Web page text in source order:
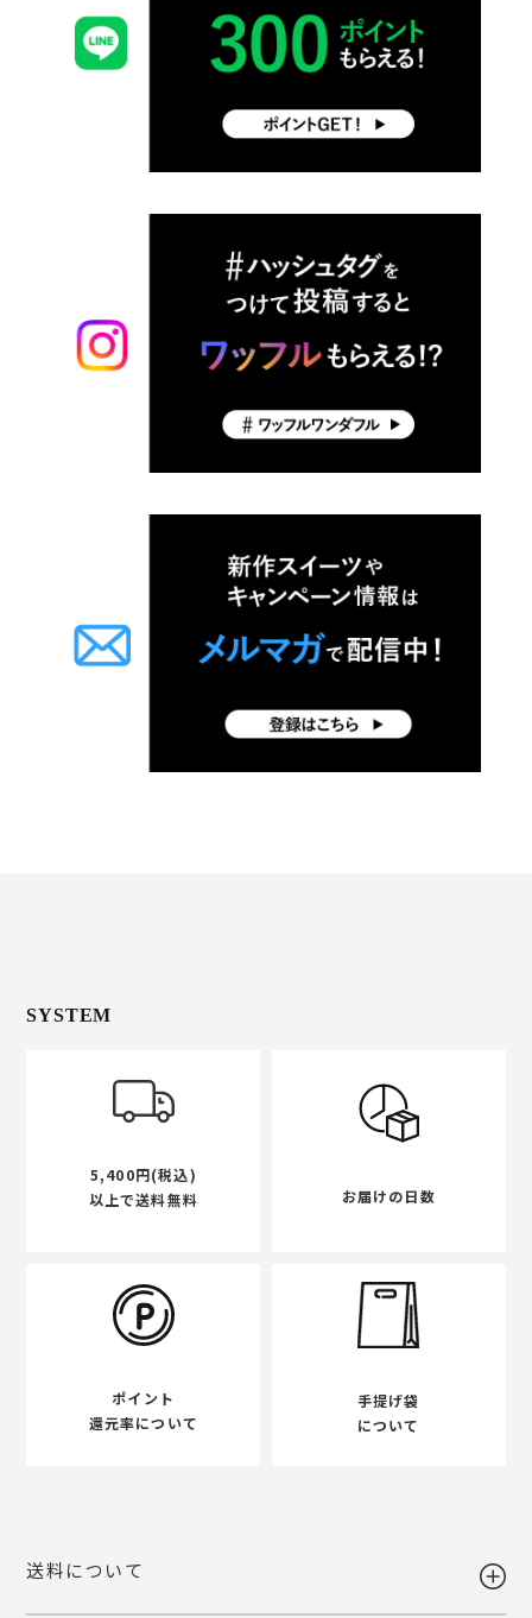
SYSTEM
5,400円(税込)
以上で送料無料
お届けの日数
ポイント
還元率について
手提げ袋
について
送料について